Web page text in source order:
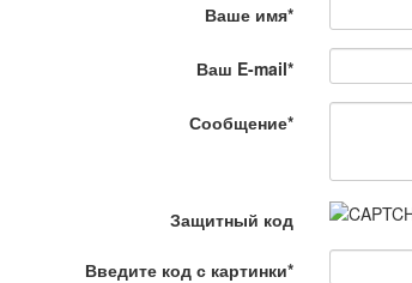
На полицейской волне / Қылмыс пен жаза
Ваше имя*
Ваш E-mail*
Сообщение*
Защитный код
Введите код с картинки*